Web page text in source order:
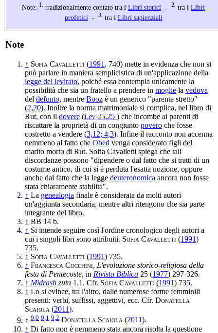
Note: 1. tradizionalmente contato tra i Libri storici - 2. tra i Libri
profetici - 3. tra i Libri sapienziali
Note
↑ Sofia Cavalletti (1991, 740) mette in evidenza che non si
può parlare in maniera semplicistica di un'applicazione della
legge del levirato, poiché essa contempla unicamente la
possibilità che sia un fratello a prendere in moglie la vedova
del defunto, mentre Booz è un generico "parente stretto"
(2,20). Inoltre la norma matrimoniale si complica, nel libro di
Rut, con il dovere (Lev 25,25 ) che incombe ai parenti di
riscattare la proprietà di un congiunto povero che fosse
costretto a vendere (3,12; 4,3). Infine il racconto non accenna
nemmeno al fatto che Obed venga considerato figli del
marito morto di Rut. Sofia Cavalletti spiega che tali
discordanze possono "dipendere o dal fatto che si tratti di un
costume antico, di cui si è perduta l'esatta nozione, oppure
anche dal fatto che la legge deuteronomica ancora non fosse
stata chiaramente stabilita".
↑ La genealogia finale è considerata da molti autori
un'aggiunta secondaria, mentre altri ritengono che sia parte
integrante del libro.
↑ BB 14 b.
↑ Si intende seguire così l'ordine cronologico degli autori a
cui i singoli libri sono attribuiti. Sofia Cavalletti (1991)
735.
↑ Sofia Cavalletti (1991) 735.
↑ Francesca Cocchini, L'evoluzione storico-religiosa della
festa di Pentecoste, in Rivista Biblica 25 (1977) 297-326.
↑ Midrash zuta 1,1. Cfr. Sofia Cavalletti (1991) 735.
↑ Lo si evince, tra l'altro, dalle numerose forme femminili
presenti: verbi, suffissi, aggettivi, ecc. Cfr. Donatella
Scaiola (2011).
↑ 9,0 9,1 9,2 Donatella Scaiola (2011).
↑ Di fatto non è nemmeno stata ancora risolta la questione